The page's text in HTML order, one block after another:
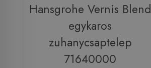
Hansgrohe Vernis Blend
egykaros
zuhanycsaptelep
71640000